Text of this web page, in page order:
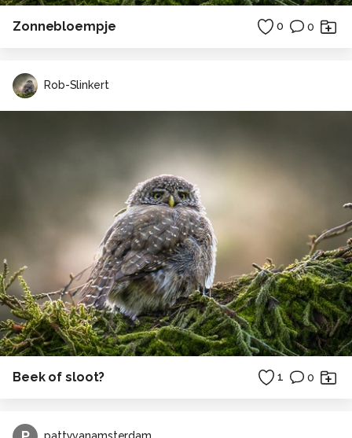
Zonnebloempje 0 0
Rob-Slinkert
Beek of sloot? 1 0